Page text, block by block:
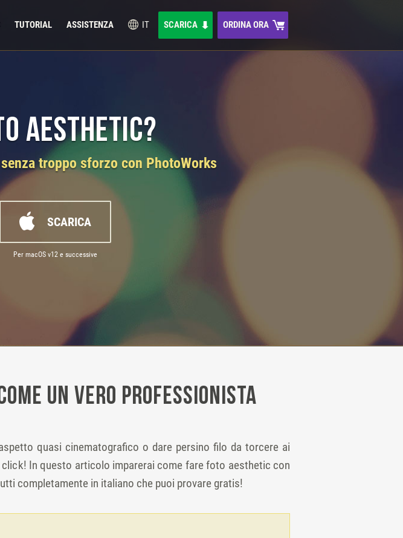
TUTORIAL ASSISTENZA IT SCARICA ORDINA ORA
aesthetic?
troppo sforzo con PhotoWorks
SCARICA
Per macOS v12 e successive
un vero professionista
quasi cinematografico o dare persino filo da torcere ai
In questo articolo imparerai come fare foto aesthetic con
completamente in italiano che puoi provare gratis!